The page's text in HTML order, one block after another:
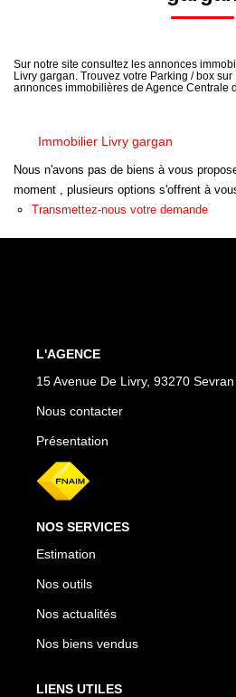
+ De 250 000
NOTRE
Sur notre site consultez les annonces
Livry gargan. Trouvez votre Parking / box
annonces immobilières de Agence Centrale
Immobilier Livry gargan
Nous n'avons pas de biens à vous
moment , plusieurs options s'offrent à
Transmettez-nous votre demande
L'AGENCE
15 Avenue De Livry, 93270 Sevran
Nous contacter
Présentation
NOS SERVICES
Estimation
Nos outils
Nos actualités
Nos biens vendus
LIENS UTILES